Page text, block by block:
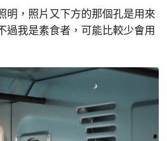
明，照片又下方的那個孔是用來
過我是素食者，可能比較少會用